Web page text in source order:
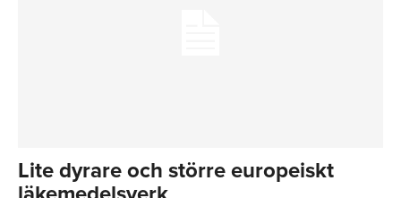
Lite dyrare och större europeiskt